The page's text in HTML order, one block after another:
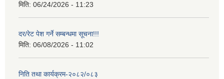
मिति: 06/24/2026 - 11:23
दर/रेट पेश गर्ने सम्बन्धमा सूचना!!!
मिति: 06/08/2026 - 11:02
निति तथा कार्यक्रम-२०८२/०८३